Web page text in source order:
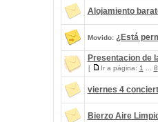
Alojamiento
Movido: ¿Está
Presentacion de
[ Ir a página: 1 8
viernes 4
Bierzo Aire